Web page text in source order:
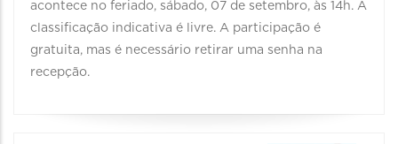
acontece no feriado, sábado, 07 de setembro, às 14h. A
classificação indicativa é livre. A participação é
gratuita, mas é necessário retirar uma senha na
recepção.